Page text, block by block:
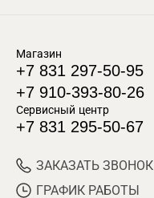
Магазин
+7 831 297-50-95
+7 910-393-80-26
Сервисный центр
+7 831 295-50-67
ЗАКАЗАТЬ ЗВОНОК
ГРАФИК РАБОТЫ